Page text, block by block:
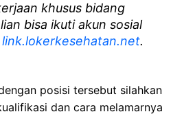
khusus bidang
bisa ikuti akun sosial
link.lokerkesehatan.net.
posisi tersebut silahkan
dan cara melamarnya